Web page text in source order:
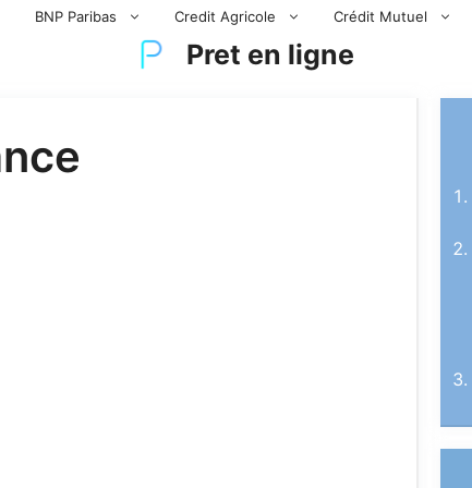
BNP Paribas Credit Agricole Crédit Mutuel
Pret en ligne